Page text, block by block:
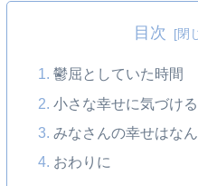
目次
鬱屈としていた時間
小さな幸せに気づけ
みなさんの幸せはな
おわりに